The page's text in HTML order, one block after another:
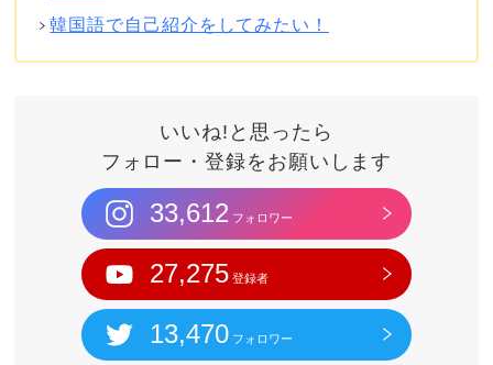
韓国語で自己紹介をしてみたい！
いいね!と思ったら
フォロー・登録をお願いします
33,612 フォロワー
27,275 登録者
13,470 フォロワー